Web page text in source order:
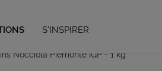
S'INSPIRER
Nocciola Piemonte IGP - 1 kg